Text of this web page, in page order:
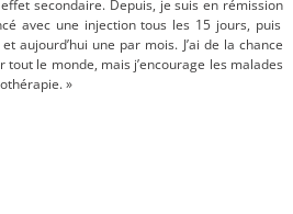
secondaire. Depuis, je suis en rémission
avec une injection tous les 15 jours, puis
aujourd’hui une par mois. J’ai de la chance
le monde, mais j’encourage les malades
»